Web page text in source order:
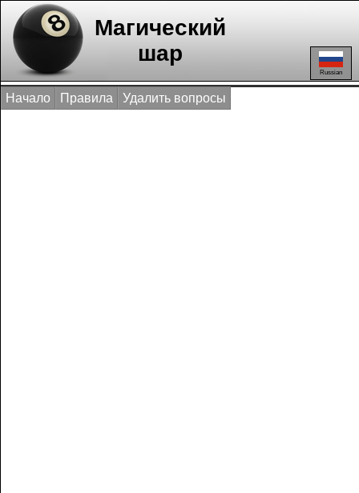
Магический
шар
Russian
Начало Правила Удалить вопросы